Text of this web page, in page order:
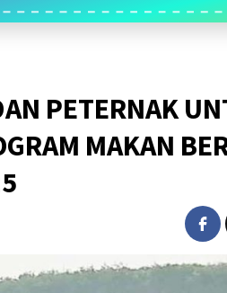
PETERNAK
MAKAN